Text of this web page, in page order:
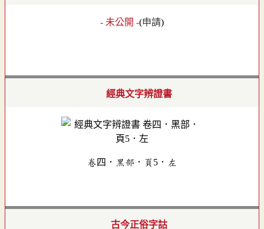
- 未公開 -(申請)
經典文字辨證書
卷四．黑部．頁5．左
古今正俗字詁